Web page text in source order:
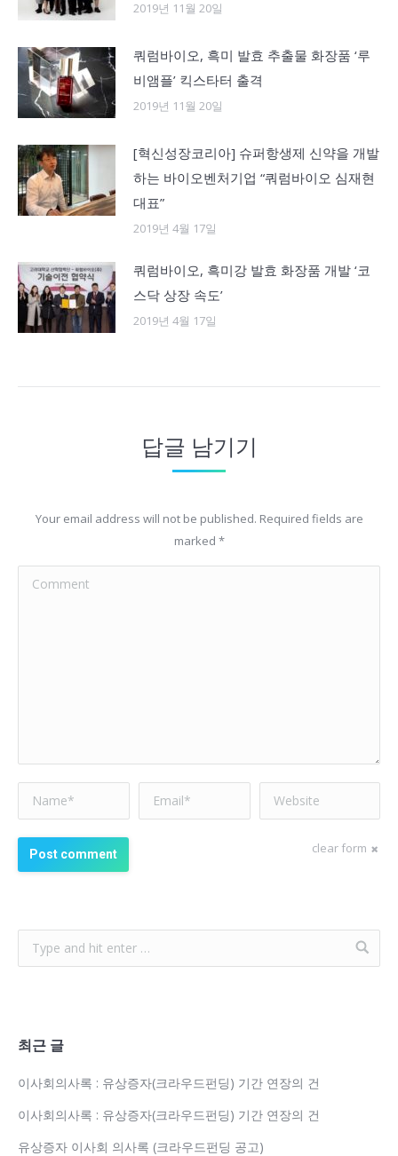
2019년 11월 20일
쿼럼바이오, 흑미 발효 추출물 화장품 ‘루
비앰플’ 킥스타터 출격
2019년 11월 20일
[혁신성장코리아] 슈퍼항생제 신약을 개발
하는 바이오벤처기업 “쿼럼바이오 심재현
대표”
2019년 4월 17일
쿼럼바이오, 흑미강 발효 화장품 개발 ‘코
스닥 상장 속도’
2019년 4월 17일
답글 남기기
Your email address will not be published. Required fields are
marked *
Comment
Name * Email * Website
clear form
Post comment
최근 글
이사회의사록 : 유상증자(크라우드펀딩) 기간 연장의 건
이사회의사록 : 유상증자(크라우드펀딩) 기간 연장의 건
유상증자 이사회 의사록 (크라우드펀딩 공고)